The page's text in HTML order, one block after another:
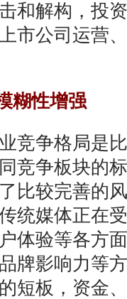
和解构，投
市公司运营
性增强
争格局是比
竞争板块的
比较完善的
统媒体正在
体验等各方
牌影响力等
短板，资金